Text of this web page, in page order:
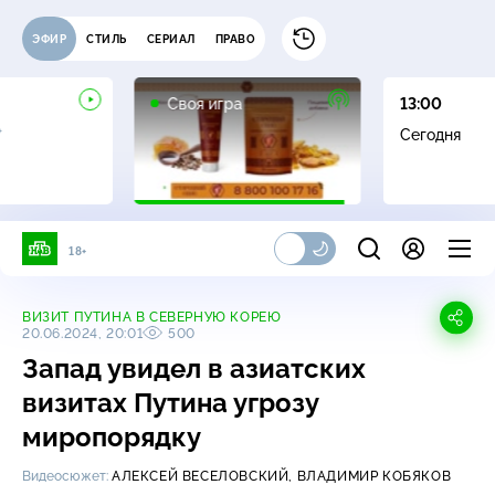
ЭФИР СТИЛЬ СЕРИАЛ ПРАВО
Своя игра
0+
13:00
Сегодня
18+
ВИЗИТ ПУТИНА В СЕВЕРНУЮ КОРЕЮ
20.06.2024, 20:01
500
Запад увидел в азиатских
визитах Путина угрозу
миропорядку
Видеосюжет: АЛЕКСЕЙ ВЕСЕЛОВСКИЙ, ВЛАДИМИР КОБЯКОВ